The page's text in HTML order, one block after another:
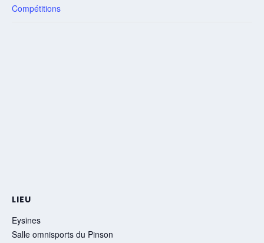
Compétitions
LIEU
Eysines
Salle omnisports du Pinson